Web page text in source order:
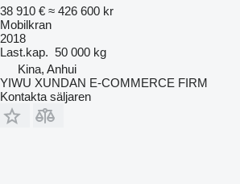
38 910 € ≈ 426 600 kr
Mobilkran
2018
Last.kap. 50 000 kg
Kina, Anhui
YIWU XUNDAN E-COMMERCE FIRM
Kontakta säljaren